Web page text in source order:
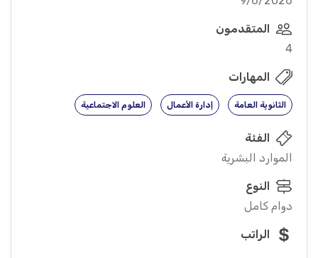
المتقدمون
4
المهارات
الثانوية العامة إدارة الأعمال العلوم الاجتماعية
الفئة
الموارد البشرية
النوع
دوام كامل
الراتب